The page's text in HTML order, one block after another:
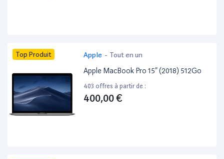
Top Produit Apple - Tout en un
Apple MacBook Pro 15” (2018) 512Go
403 offres à partir de :
400,00 €